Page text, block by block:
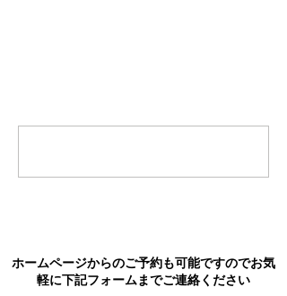
ホームページからのご予約も可能ですのでお気
軽に下記フォームまでご連絡ください